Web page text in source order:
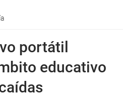
portátil
educativo